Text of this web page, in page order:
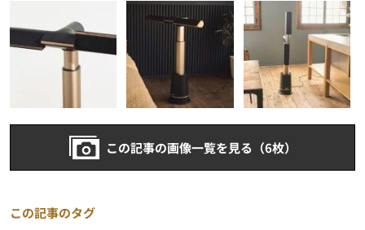
この記事の画像一覧を見る（6枚）
この記事のタグ